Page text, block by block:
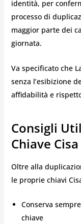
identità, per
processo di
maggior parte dei
giornata.
Va specificato che
senza l’esibizione
affidabilità e
Consigli
Chiave
Oltre alla
le proprie chiavi
Conserva
chiave